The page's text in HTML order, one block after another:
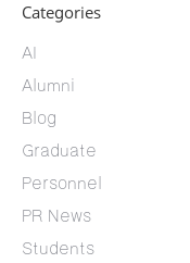
Categories
AI
Alumni
Blog
Graduate
Personnel
PR News
Students